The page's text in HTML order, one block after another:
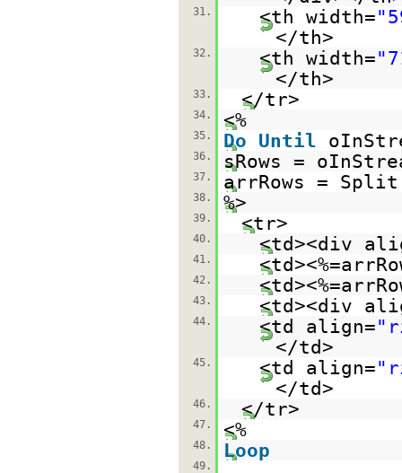
31. <th width=
</th>
32. <th width=
</th>
33. </tr>
34. <%
35. Do Until
36. sRows =
37. arrRows =
38. %>
39. <tr>
40. <td><div
41.
42.
43. <td><div
44. <td align=
</td>
45. <td align=
</td>
46. </tr>
47. <%
48. Loop
49.